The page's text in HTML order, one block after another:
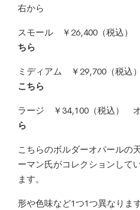
右から
スモール ￥26,400（税込）
ちら
ミディアム ￥29,700（税込
こちら
ラージ ￥34,100（税込）
ら
こちらのボルダーオパールの
ーマン氏がコレクションして
ます。
形や色味など1つ1つ異なりま